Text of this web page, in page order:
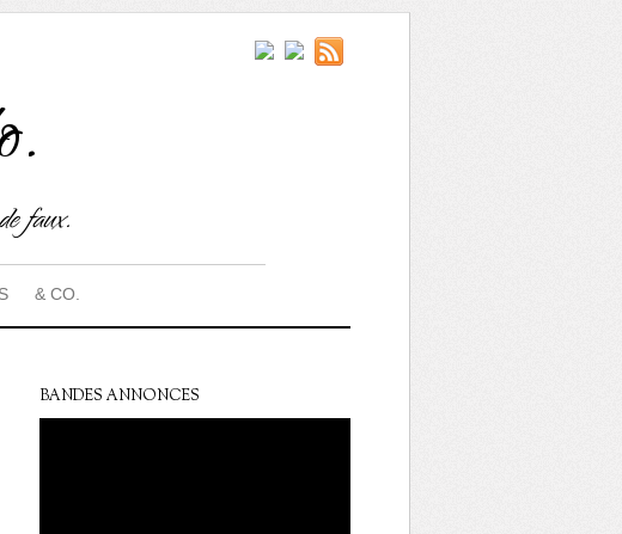
faux.
& CO.
BANDES ANNONCES